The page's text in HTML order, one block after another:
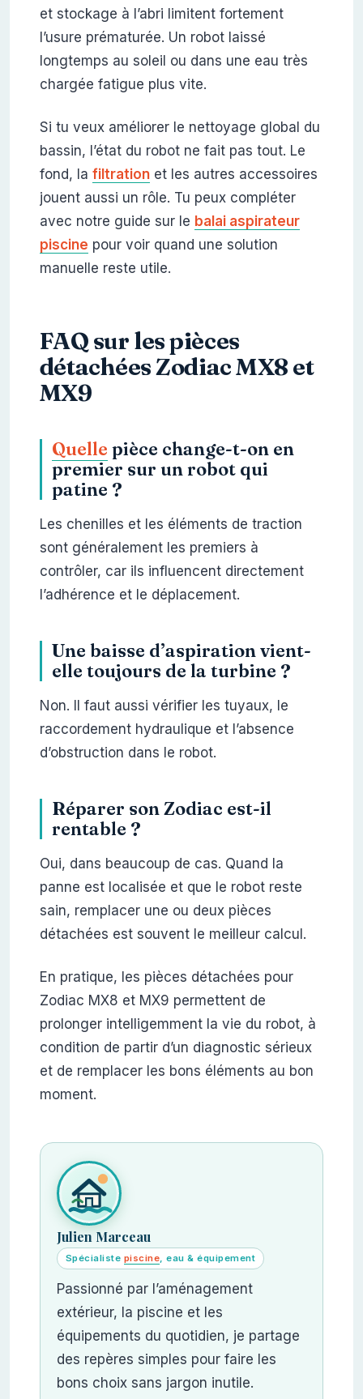
et stockage à l’abri limitent fortement
l’usure prématurée. Un robot laissé
longtemps au soleil ou dans une eau très
chargée fatigue plus vite.
Si tu veux améliorer le nettoyage global du
bassin, l’état du robot ne fait pas tout. Le
fond, la filtrationet les autres accessoires
jouent aussi un rôle. Tu peux compléter
avec notre guide sur le balai aspirateur
piscine pour voir quand une solution
manuelle reste utile.
FAQ sur les pièces
détachées Zodiac MX8 et
MX9
Quelle pièce change-t-on en
premier sur un robot qui
patine ?
Les chenilles et les éléments de traction
sont généralement les premiers à
contrôler, car ils influencent directement
l’adhérence et le déplacement.
Une baisse d’aspiration vient-
elle toujours de la turbine ?
Non. Il faut aussi vérifier les tuyaux, le
raccordement hydraulique et l’absence
d’obstruction dans le robot.
Réparer son Zodiac est-il
rentable ?
Oui, dans beaucoup de cas. Quand la
panne est localisée et que le robot reste
sain, remplacer une ou deux pièces
détachées est souvent le meilleur calcul.
En pratique, les pièces détachées pour
Zodiac MX8 et MX9 permettent de
prolonger intelligemment la vie du robot, à
condition de partir d’un diagnostic sérieux
et de remplacer les bons éléments au bon
moment.
Julien Marceau
Spécialiste piscine , eau & équipement
Passionné par l’aménagement
extérieur, la piscine et les
équipements du quotidien, je partage
des repères simples pour faire les
bons choix sans jargon inutile.